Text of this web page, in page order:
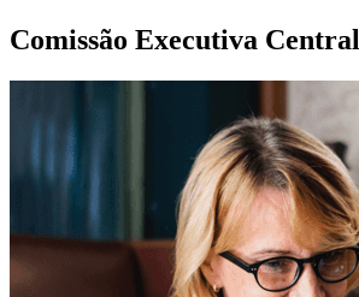
Comissão Executiva Central